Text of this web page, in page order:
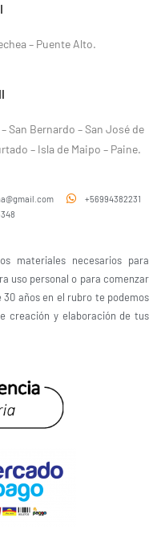
– Puente Alto.
San Bernardo – San José de
– Isla de Maipo – Paine.
+56994382231
materiales necesarios para
uso personal o para comenzar
años en el rubro te podemos
creación y elaboración de tus